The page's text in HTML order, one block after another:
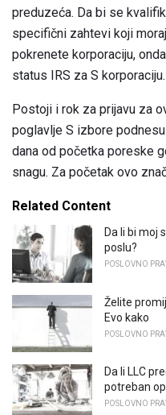
preduzeća. Da bi se
specifični zahtevi koji
pokrenete korporaciju,
status IRS za S korporaciju.
Postoji i rok za prijavu za
poglavlje S izbore
dana od početka poreske
snagu. Za početak ovo
Related Content
Da li bi moj
poslu?
POSLOVNO
Želite
Evo kako
POSLOVNO
Da li LLC
potreban
POSLOVNO